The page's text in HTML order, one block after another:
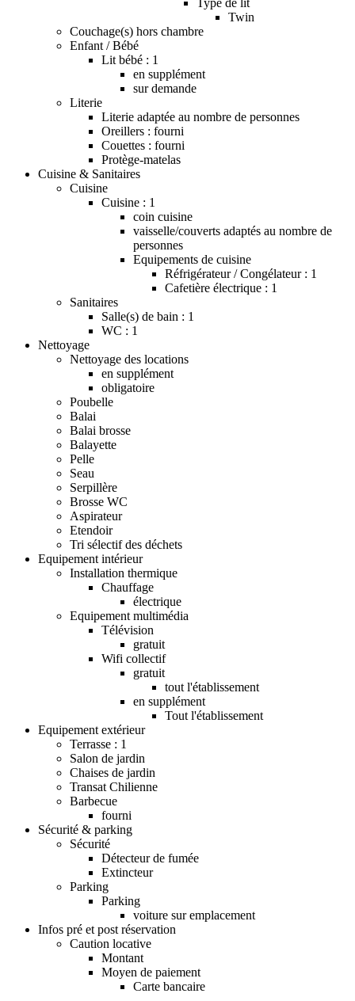
Twin
Couchage(s) hors chambre
Enfant / Bébé
Lit bébé : 1
en supplément
sur demande
Literie
Literie adaptée au nombre de personnes
Oreillers : fourni
Couettes : fourni
Protège-matelas
Cuisine & Sanitaires
Cuisine
Cuisine : 1
coin cuisine
vaisselle/couverts adaptés au nombre de
personnes
Equipements de cuisine
Réfrigérateur / Congélateur : 1
Cafetière électrique : 1
Sanitaires
Salle(s) de bain : 1
WC : 1
Nettoyage
Nettoyage des locations
en supplément
obligatoire
Poubelle
Balai
Balai brosse
Balayette
Pelle
Seau
Serpillère
Brosse WC
Aspirateur
Etendoir
Tri sélectif des déchets
Equipement intérieur
Installation thermique
Chauffage
électrique
Equipement multimédia
Télévision
gratuit
Wifi collectif
gratuit
tout l'établissement
en supplément
Tout l'établissement
Equipement extérieur
Terrasse : 1
Salon de jardin
Chaises de jardin
Transat Chilienne
Barbecue
fourni
Sécurité & parking
Sécurité
Détecteur de fumée
Extincteur
Parking
Parking
voiture sur emplacement
Infos pré et post réservation
Caution locative
Montant
Moyen de paiement
Carte bancaire